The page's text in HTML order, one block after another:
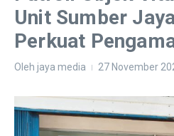
Unit Sumber
Perkuat
Oleh jaya media 27 November